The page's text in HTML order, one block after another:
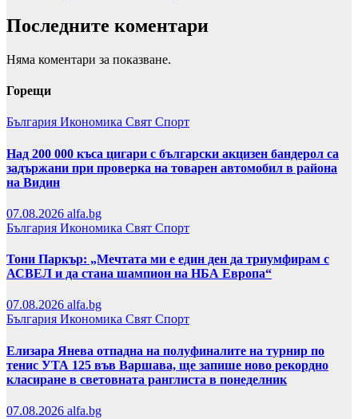
Последните коментари
Няма коментари за показване.
Горещи
България Икономика Свят Спорт
Над 200 000 къса цигари с български акцизен бандерол са
задържани при проверка на товарен автомобил в района
на Видин
07.08.2026 alfa.bg
България Икономика Свят Спорт
Тони Паркър: „Мечтата ми е един ден да триумфирам с
АСВЕЛ и да стана шампион на НБА Европа“
07.08.2026 alfa.bg
България Икономика Свят Спорт
Елизара Янева отпадна на полуфиналите на турнир по
тенис УТА 125 във Варшава, ще запише ново рекордно
класиране в световната ранглиста в понеделник
07.08.2026 alfa.bg